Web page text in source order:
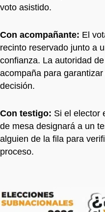
voto asistido.
Con acompañante: El
recinto reservado junto a
confianza. La autoridad
acompaña para
decisión.
Con testigo: Si el elector
de mesa designará a un
alguien de la fila para
proceso.